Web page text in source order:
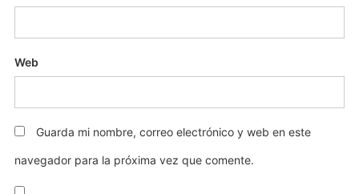
Web
Guarda mi nombre, correo electrónico y web en este
navegador para la próxima vez que comente.